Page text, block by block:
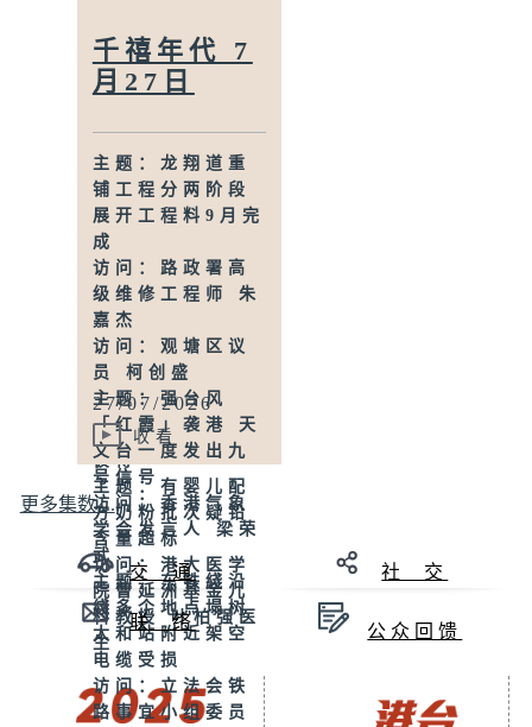
会议员 林振升
访问：香港物业
服务联盟主席 甄
张翔宣布将于
2028年卸任
访问：立法会议
员、港大校董 陈
学锋
主题：本港6月出
口增速按年加快
至53.4% 进口
升45.4%
访问：香港付货
人委员会主席 许
彼得
主题：有婴儿配
方奶粉批次疑铅
含量超标
访问：港大医学
院曹延洲基金儿
科教授 叶柏强医
生
千禧年代 7
月27日
主题：龙翔道重
铺工程分两阶段
展开工程料9月完
成
访问：路政署高
级维修工程师 朱
嘉杰
访问：观塘区议
员 柯创盛
主题：强台风
「红霞」袭港 天
文台一度发出九
号信号
访问：香港气象
学会发言人 梁荣
武
主题：东铁綫沿
綫多个地点塌树
太和站附近架空
电缆受损
访问：立法会铁
路事宜小组委员
27/07/2026
收看
更多集数 ...
交 通 社 交
联 络 公众回馈